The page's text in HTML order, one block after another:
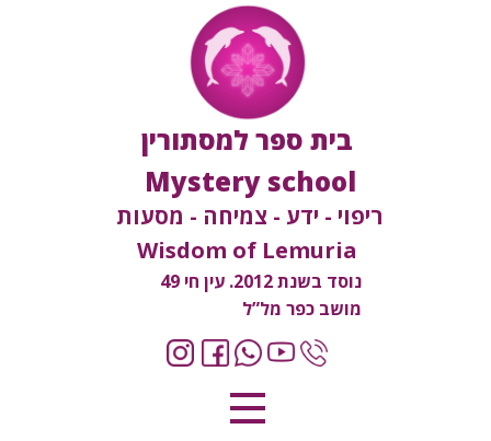
בית ספר למסתורין
Mystery school
ריפוי - ידע - צמיחה - מסעות
Wisdom of Lemuria
נוסד בשנת 2012. עין חי 49
מושב כפר מל”ל